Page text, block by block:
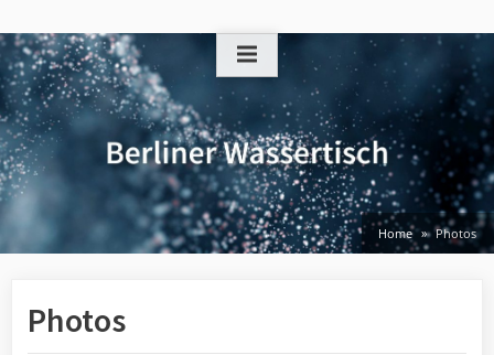
to
content
Home Photos
Photos